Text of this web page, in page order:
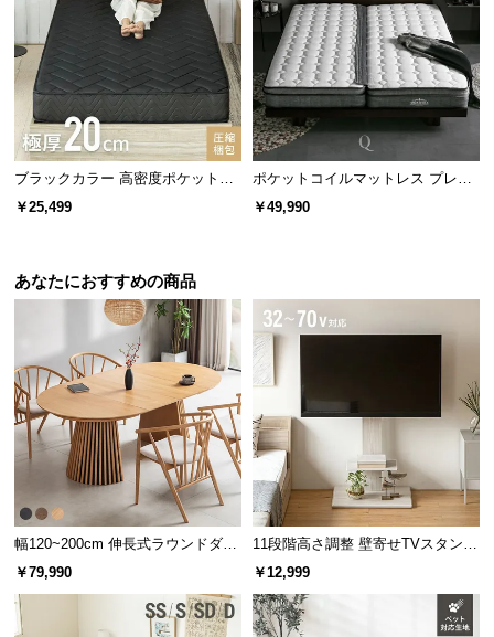
ブラックカラー 高密度ポケットコ
イルマットレス K
￥25,499
ポケットコイルマットレス プレミ
アム 超極厚 厚さ25cm Q
￥49,990
あなたにおすすめの商品
幅120~200cm 伸長式ラウンドダイ
ニングテーブル 6人掛け 天然木突
￥79,990
11段階高さ調整 壁寄せTVスタンド
キャスター付き 上下左右角度調節
￥12,999